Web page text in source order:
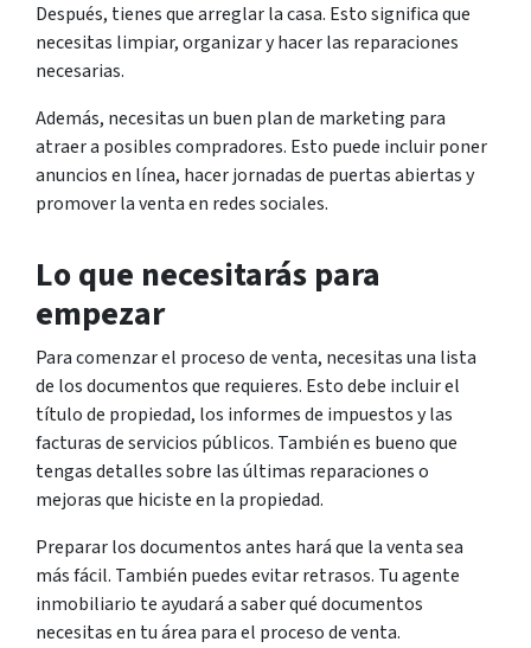
Después, tienes que arreglar la casa. Esto significa que
necesitas limpiar, organizar y hacer las reparaciones
necesarias.
Además, necesitas un buen plan de marketing para
atraer a posibles compradores. Esto puede incluir poner
anuncios en línea, hacer jornadas de puertas abiertas y
promover la venta en redes sociales.
Lo que necesitarás para
empezar
Para comenzar el proceso de venta, necesitas una lista
de los documentos que requieres. Esto debe incluir el
título de propiedad, los informes de impuestos y las
facturas de servicios públicos. También es bueno que
tengas detalles sobre las últimas reparaciones o
mejoras que hiciste en la propiedad.
Preparar los documentos antes hará que la venta sea
más fácil. También puedes evitar retrasos. Tu agente
inmobiliario te ayudará a saber qué documentos
necesitas en tu área para el proceso de venta.